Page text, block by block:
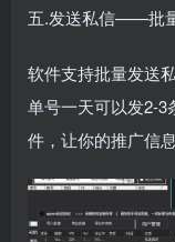
五.发送私信——批
软件支持批量发送
单号一天可以发2-3
件，让你的推广信